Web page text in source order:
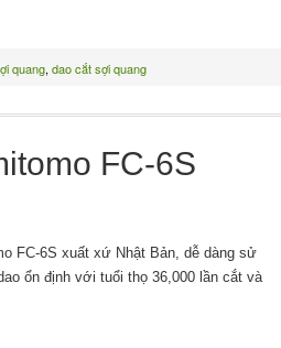
quang, dao cắt sợi quang
FC-6S
FC-6S xuất xứ Nhật Bản, dễ dàng sử
ổn định với tuổi thọ 36,000 lần cắt và